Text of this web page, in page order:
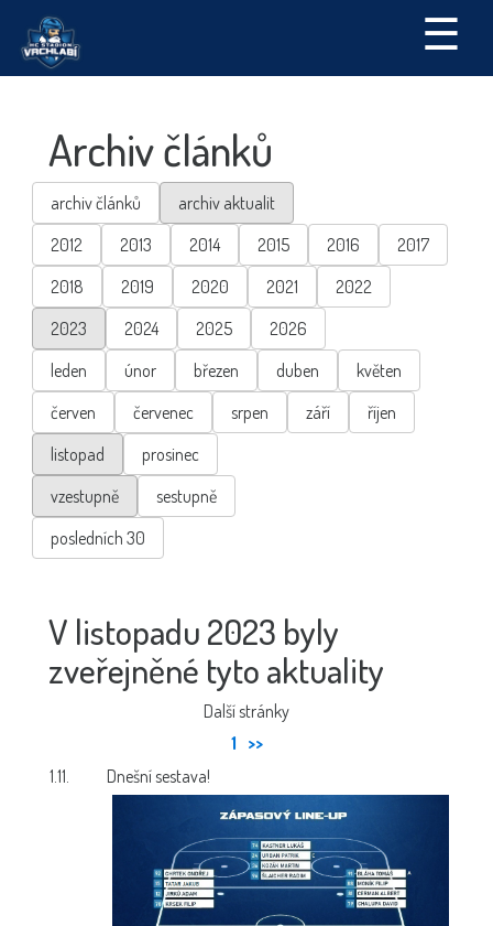
☰
Archiv článků
archiv článků
archiv aktualit
2012
2013 2014 2015 2016
2017
2018
2019 2020 2021
2022
2023
2024 2025
2026
leden
únor březen duben
květen
červen
červenec srpen září
říjen
listopad
prosinec
vzestupně
sestupně
posledních 30
V listopadu 2023 byly
zveřejněné tyto aktuality
Další stránky
1 >>
1.11.
Dnešní sestava!